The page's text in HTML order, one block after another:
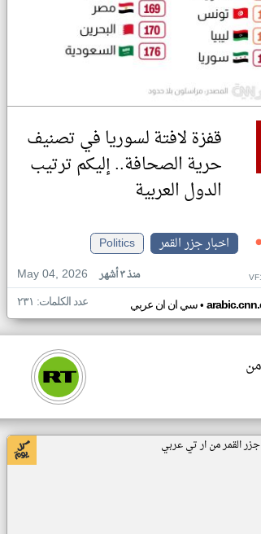
قفزة لافتة لسوريا في تصنيف
حرية الصحافة.. إليكم ترتيب
الدول العربية
اخبار جزر القمر
Politics
May 04, 2026
منذ ٣ أشهر
سي ان ان عربي• عدد الكلمات: ٢٣١
جزر القمر من ار تي عربي